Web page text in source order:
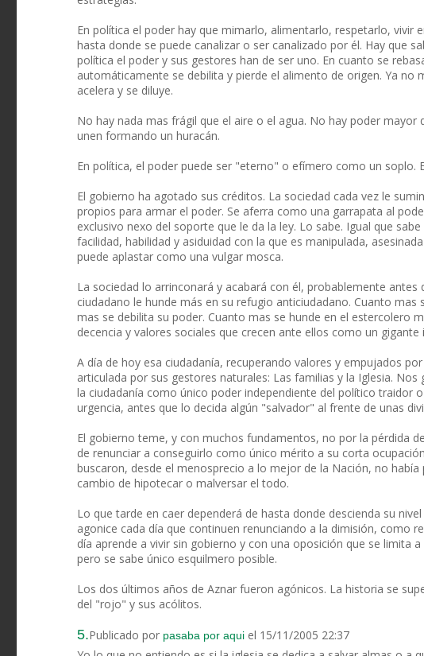
En política el poder hay que mimarlo, alimentarlo, respetarlo, vivir
hasta donde se puede canalizar o ser canalizado por él. Hay que
política el poder y sus gestores han de ser uno. En cuanto se
automáticamente se debilita y pierde el alimento de origen. Ya no
acelera y se diluye.
No hay nada mas frágil que el aire o el agua. No hay poder mayor
unen formando un huracán.
En política, el poder puede ser "eterno" o efímero como un soplo.
El gobierno ha agotado sus créditos. La sociedad cada vez le
propios para armar el poder. Se aferra como una garrapata al
exclusivo nexo del soporte que le da la ley. Lo sabe. Igual que
facilidad, habilidad y asiduidad con la que es manipulada,
puede aplastar como una vulgar mosca.
La sociedad lo arrinconará y acabará con él, probablemente
ciudadano le hunde más en su refugio anticiudadano. Cuanto
mas se debilita su poder. Cuanto mas se hunde en el estercolero
decencia y valores sociales que crecen ante ellos como un
A día de hoy esa ciudadanía, recuperando valores y empujados
articulada por sus gestores naturales: Las familias y la Iglesia.
la ciudadanía como único poder independiente del político traidor
urgencia, antes que lo decida algún "salvador" al frente de unas
El gobierno teme, y con muchos fundamentos, no por la pérdida
de renunciar a conseguirlo como único mérito a su corta
buscaron, desde el menosprecio a lo mejor de la Nación, no
cambio de hipotecar o malversar el todo.
Lo que tarde en caer dependerá de hasta donde descienda su
agonice cada día que continuen renunciando a la dimisión, como
día aprende a vivir sin gobierno y con una oposición que se limita
pero se sabe único esquilmero posible.
Los dos últimos años de Aznar fueron agónicos. La historia se
del "rojo" y sus acólitos.
5.Publicado por pasaba por aqui el 15/11/2005 22:37